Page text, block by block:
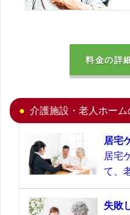
料金の詳
介護施設・老人ホー
居宅
居宅
て、
失敗